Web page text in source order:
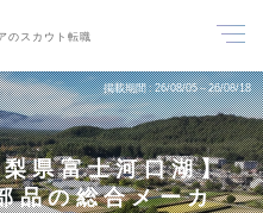
のスカウト転職
掲載期間 26/08/05～26/08/18
県富士河口湖】
品の総合メーカ